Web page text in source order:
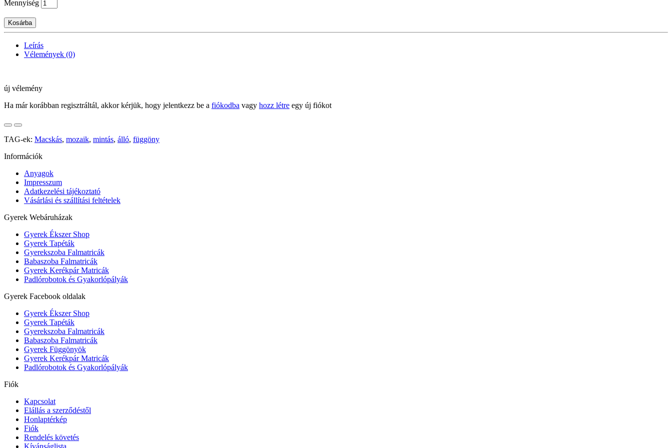
Mennyiség
Kosárba
Leírás
Vélemények (0)
új vélemény
Ha már korábban regisztráltál, akkor kérjük, hogy jelentkezz be a fiókodba vagy hozz létre egy új fiókot
TAG-ek: Macskás, mozaik, mintás, álló, függöny
Információk
Anyagok
Impresszum
Adatkezelési tájékoztató
Vásárlási és szállítási feltételek
Gyerek Webáruházak
Gyerek Ékszer Shop
Gyerek Tapéták
Gyerekszoba Falmatricák
Babaszoba Falmatricák
Gyerek Kerékpár Matricák
Padlórobotok és Gyakorlópályák
Gyerek Facebook oldalak
Gyerek Ékszer Shop
Gyerek Tapéták
Gyerekszoba Falmatricák
Babaszoba Falmatricák
Gyerek Függönyök
Gyerek Kerékpár Matricák
Padlórobotok és Gyakorlópályák
Fiók
Kapcsolat
Elállás a szerződéstől
Honlaptérkép
Fiók
Rendelés követés